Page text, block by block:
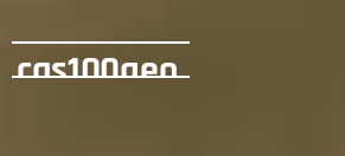
cas100geo